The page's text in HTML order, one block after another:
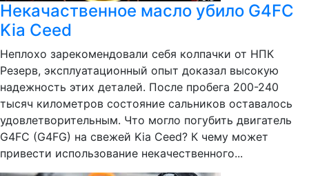
Некачаственное масло убило G4FC
Kia Ceed
Неплохо зарекомендовали себя колпачки от НПК
Резерв, эксплуатационный опыт доказал высокую
надежность этих деталей. После пробега 200-240
тысяч километров состояние сальников оставалось
удовлетворительным. Что могло погубить двигатель
G4FC (G4FG) на свежей Kia Ceed? К чему может
привести использование некачественного...